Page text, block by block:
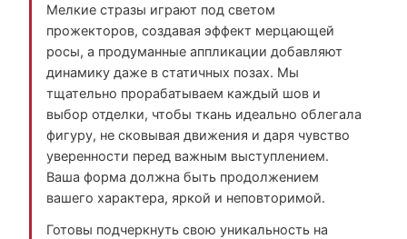
Мелкие стразы играют под светом
прожекторов, создавая эффект мерцающей
росы, а продуманные аппликации добавляют
динамику даже в статичных позах. Мы
тщательно прорабатываем каждый шов и
выбор отделки, чтобы ткань идеально облегала
фигуру, не сковывая движения и даря чувство
уверенности перед важным выступлением.
Ваша форма должна быть продолжением
вашего характера, яркой и неповторимой.
Готовы подчеркнуть свою уникальность на